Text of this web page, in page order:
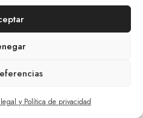
y Política de privacidad
Mars Citizen
De Privacidad
Datos Personales
Y Anulaciones